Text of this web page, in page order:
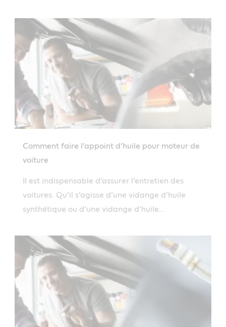
combustion de l’huile.
Comment faire l’appoint d’huile pour moteur de
voiture
Il est indispensable d’assurer l’entretien des
voitures. Qu’il s’agisse d’une vidange d’huile
synthétique ou d’une vidange d’huile
régulièrement un appoint d’huile.